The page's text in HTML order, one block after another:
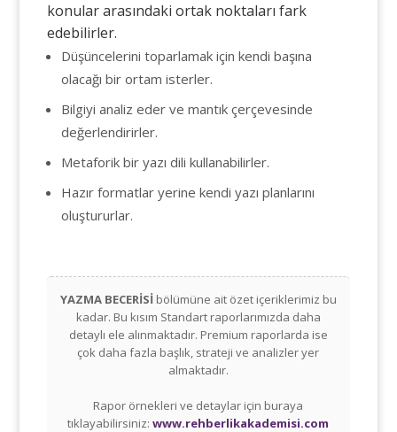
konular arasındaki ortak noktaları fark
edebilirler.
Düşüncelerini toparlamak için kendi başına
olacağı bir ortam isterler.
Bilgiyi analiz eder ve mantık çerçevesinde
değerlendirirler.
Metaforik bir yazı dili kullanabilirler.
Hazır formatlar yerine kendi yazı planlarını
oluştururlar.
YAZMA BECERİSİ bölümüne ait özet içeriklerimiz bu
kadar. Bu kısım Standart raporlarımızda daha
detaylı ele alınmaktadır. Premium raporlarda ise
çok daha fazla başlık, strateji ve analizler yer
almaktadır.
Rapor örnekleri ve detaylar için buraya
tıklayabilirsiniz:www.rehberlikakademisi.com